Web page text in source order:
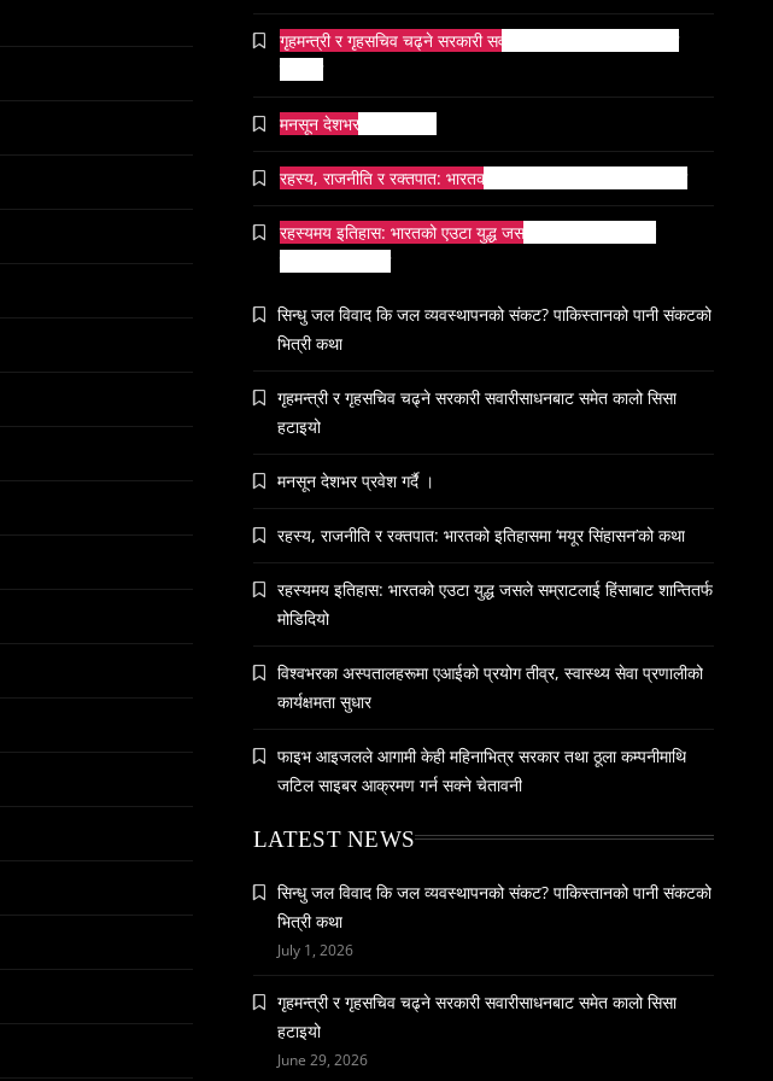
समाज-संस्कृति
ओली र लेखक पक्राउ परेपछि गृहमन्त्रीको
प्रतिक्रिया ‘यो प्रतिशोध होइन, न्यायको सुरुवात
हो’ — गृहमन्त्री
सम्पदा
जनकपुर सहित तराई मधेसका विभिन्न स्थानहरूमा
पर्व छठ सम्पन्न
आज साँझ अस्ताउँदो सूर्यलाई अर्घ्य
June 25, 2026
समाज
महाकुम्भ मेलामा भाइरल भएकी युवती मोनालिसाले
गरिन्- मुस्लिम प्रेमीसँग विवाह
June 25, 2026
भारतको इतिहासमा पहिलोपटक मृत्यु इच्छाको
अनुमति
June 25, 2026
गृहमन्त्री र गृहसचिव चढ्ने सरकारी सवारीसाधनबाट समेत कालो सिसा
मनसून देशभर प्रवेश गर्दै ।
रहस्य, राजनीति र रक्तपात: भारतको इतिहासमा ‘मयूर सिंहासन’को कथा
रहस्यमय इतिहास: भारतको एउटा युद्ध जसले सम्राटलाई हिंसाबाट
सिन्धु जल विवाद कि जल व्यवस्थापनको संकट? पाकिस्तानको पानी संकटको
भित्री कथा
गृहमन्त्री र गृहसचिव चढ्ने सरकारी सवारीसाधनबाट समेत कालो सिसा
हटाइयो
मनसून देशभर प्रवेश गर्दै ।
रहस्य, राजनीति र रक्तपात: भारतको इतिहासमा ‘मयूर सिंहासन’को कथा
रहस्यमय इतिहास: भारतको एउटा युद्ध जसले सम्राटलाई हिंसाबाट शान्तितर्फ
मोडिदियो
विश्वभरका अस्पतालहरूमा एआईको प्रयोग तीव्र, स्वास्थ्य सेवा प्रणालीको
कार्यक्षमता सुधार
फाइभ आइजलले आगामी केही महिनाभित्र सरकार तथा ठूला कम्पनीमाथि
जटिल साइबर आक्रमण गर्न सक्ने चेतावनी
LATEST NEWS
सिन्धु जल विवाद कि जल व्यवस्थापनको संकट? पाकिस्तानको पानी संकटको
भित्री कथा
July 1, 2026
गृहमन्त्री र गृहसचिव चढ्ने सरकारी सवारीसाधनबाट समेत कालो सिसा
हटाइयो
June 29, 2026